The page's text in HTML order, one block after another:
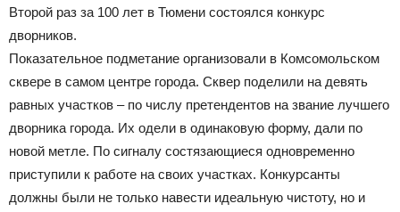
Второй раз за 100 лет в Тюмени состоялся конкурс
дворников.
Показательное подметание организовали в Комсомольском
сквере в самом центре города. Сквер поделили на девять
равных участков – по числу претендентов на звание лучшего
дворника города. Их одели в одинаковую форму, дали по
новой метле. По сигналу состязающиеся одновременно
приступили к работе на своих участках. Конкурсанты
должны были не только навести идеальную чистоту, но и